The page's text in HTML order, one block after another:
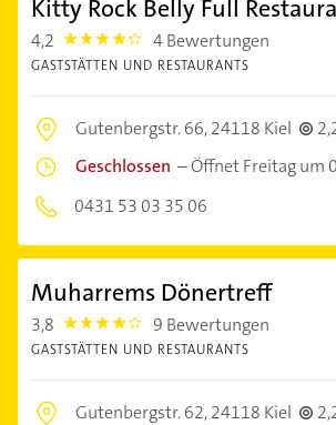
Kitty Rock Belly Full
4,2 4.2000003 4 Bewertungen
GASTSTÄTTEN UND RESTAURANTS
Gutenbergstr. 66,24118 Kiel
Geschlossen –Öffnet Freitag um
0431 53 03 35 06
Muharrems Dönertreff
3,8 3.8 9 Bewertungen
GASTSTÄTTEN UND RESTAURANTS
Gutenbergstr. 62,24118 Kiel